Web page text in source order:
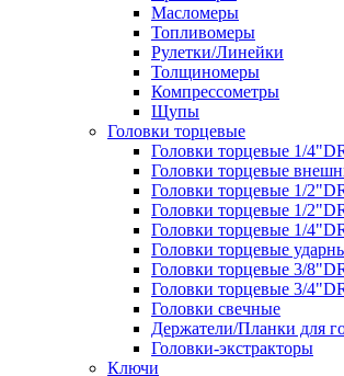
Масломеры
Топливомеры
Рулетки/Линейки
Толщиномеры
Компрессометры
Щупы
Головки торцевые
Головки торцевые 1/
Головки торцевые
Головки торцевые 1/
Головки торцевые 1/
Головки торцевые 1/
Головки торцевые
Головки торцевые 3/
Головки торцевые 3/
Головки свечные
Держатели/Планки для
Головки-экстракторы
Ключи